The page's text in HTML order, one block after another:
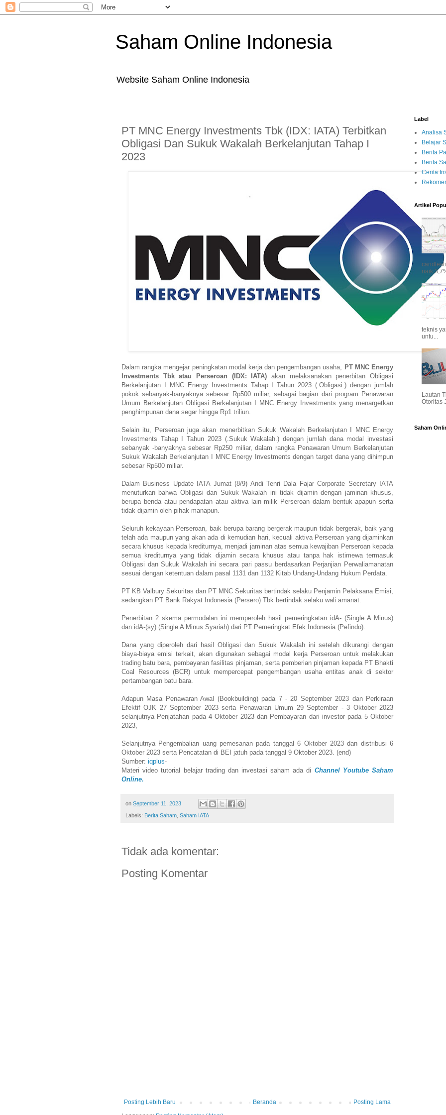
Saham Online Indonesia
Website Saham Online Indonesia
PT MNC Energy Investments Tbk (IDX: IATA) Terbitkan
Obligasi Dan Sukuk Wakalah Berkelanjutan Tahap I
2023
Dalam rangka mengejar peningkatan modal kerja dan pengembangan usaha, PT MNC Energy
Investments Tbk atau Perseroan (IDX: IATA) akan melaksanakan penerbitan Obligasi
Berkelanjutan I MNC Energy Investments Tahap I Tahun 2023 (.Obligasi.) dengan jumlah
pokok sebanyak-banyaknya sebesar Rp500 miliar, sebagai bagian dari program Penawaran
Umum Berkelanjutan Obligasi Berkelanjutan I MNC Energy Investments yang menargetkan
penghimpunan dana segar hingga Rp1 triliun.
Selain itu, Perseroan juga akan menerbitkan Sukuk Wakalah Berkelanjutan I MNC Energy
Investments Tahap I Tahun 2023 (.Sukuk Wakalah.) dengan jumlah dana modal investasi
sebanyak -banyaknya sebesar Rp250 miliar, dalam rangka Penawaran Umum Berkelanjutan
Sukuk Wakalah Berkelanjutan I MNC Energy Investments dengan target dana yang dihimpun
sebesar Rp500 miliar.
Dalam Business Update IATA Jumat (8/9) Andi Tenri Dala Fajar Corporate Secretary IATA
menuturkan bahwa Obligasi dan Sukuk Wakalah ini tidak dijamin dengan jaminan khusus,
berupa benda atau pendapatan atau aktiva lain milik Perseroan dalam bentuk apapun serta
tidak dijamin oleh pihak manapun.
Seluruh kekayaan Perseroan, baik berupa barang bergerak maupun tidak bergerak, baik yang
telah ada maupun yang akan ada di kemudian hari, kecuali aktiva Perseroan yang dijaminkan
secara khusus kepada krediturnya, menjadi jaminan atas semua kewajiban Perseroan kepada
semua krediturnya yang tidak dijamin secara khusus atau tanpa hak istimewa termasuk
Obligasi dan Sukuk Wakalah ini secara pari passu berdasarkan Perjanjian Perwaliamanatan
sesuai dengan ketentuan dalam pasal 1131 dan 1132 Kitab Undang-Undang Hukum Perdata.
PT KB Valbury Sekuritas dan PT MNC Sekuritas bertindak selaku Penjamin Pelaksana Emisi,
sedangkan PT Bank Rakyat Indonesia (Persero) Tbk bertindak selaku wali amanat.
Penerbitan 2 skema permodalan ini memperoleh hasil pemeringkatan idA- (Single A Minus)
dan idA-(sy) (Single A Minus Syariah) dari PT Pemeringkat Efek Indonesia (Pefindo).
Dana yang diperoleh dari hasil Obligasi dan Sukuk Wakalah ini setelah dikurangi dengan
biaya-biaya emisi terkait, akan digunakan sebagai modal kerja Perseroan untuk melakukan
trading batu bara, pembayaran fasilitas pinjaman, serta pemberian pinjaman kepada PT Bhakti
Coal Resources (BCR) untuk mempercepat pengembangan usaha entitas anak di sektor
pertambangan batu bara.
Adapun Masa Penawaran Awal (Bookbuilding) pada 7 - 20 September 2023 dan Perkiraan
Efektif OJK 27 September 2023 serta Penawaran Umum 29 September - 3 Oktober 2023
selanjutnya Penjatahan pada 4 Oktober 2023 dan Pembayaran dari investor pada 5 Oktober
2023,
Selanjutnya Pengembalian uang pemesanan pada tanggal 6 Oktober 2023 dan distribusi 6
Oktober 2023 serta Pencatatan di BEI jatuh pada tanggal 9 Oktober 2023. (end)
Sumber: iqplus-
Materi video tutorial belajar trading dan investasi saham ada di Channel Youtube Saham
Online.
on September 11, 2023
Labels: Berita Saham Saham IATA
Tidak ada komentar:
Posting Komentar
Posting Lebih Baru Posting Lama
Beranda
Label
Analisa
Belajar
Berita
Berita
Cerita
Artikel
naik
teknis
untu...
Lautan
Otoritas
Saham